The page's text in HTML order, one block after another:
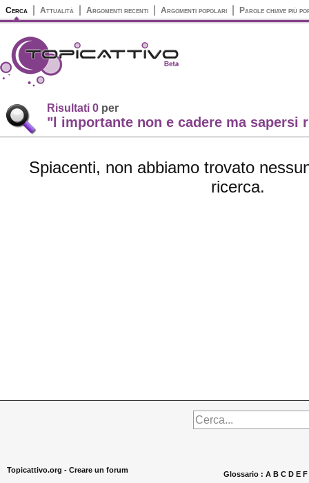
Cerca Attualità Argomenti recenti Argomenti popolari Parole chiave più
Risultati 0 per
"l importante non e cadere ma sapersi
Spiacenti, non abbiamo trovato
ricerca.
Topicattivo.org - Creare un forum Glossario : A B C D E F